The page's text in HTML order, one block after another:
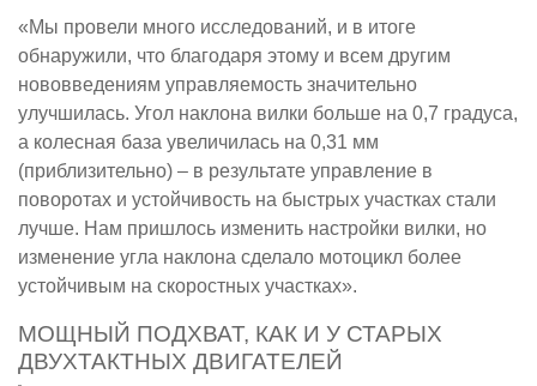
«Мы провели много исследований, и в итоге
обнаружили, что благодаря этому и всем другим
нововведениям управляемость значительно
улучшилась. Угол наклона вилки больше на 0,7 градуса,
а колесная база увеличилась на 0,31 мм
(приблизительно) – в результате управление в
поворотах и ​​устойчивость на быстрых участках стали
лучше. Нам пришлось изменить настройки вилки, но
изменение угла наклона сделало мотоцикл более
устойчивым на скоростных участках».
МОЩНЫЙ ПОДХВАТ, КАК И У СТАРЫХ
ДВУХТАКТНЫХ ДВИГАТЕЛЕЙ